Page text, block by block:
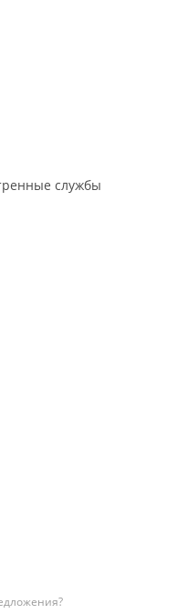
службы